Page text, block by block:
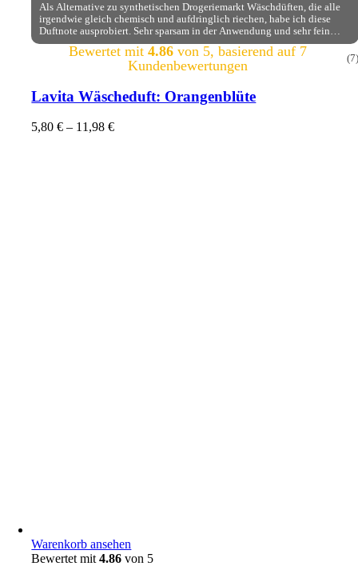
Als Alternative zu synthetischen Drogeriemarkt Wäschdüften, die alle
irgendwie gleich chemisch und aufdringlich riechen, habe ich diese
Duftnote ausprobiert. Sehr sparsam in der Anwendung und sehr fein
blumig im Duft. Ich freue mich sehr darüber. Die Bestellabwickling lief
reibungslos.Bewertet mit 4.86von 5, basierend auf 7
Kundenbewertungen
(7)
Lavita Wäscheduft: Orangenblüte
5,80€ – 11,98€
Warenkorb ansehen
Bewertet mit4.86 von 5